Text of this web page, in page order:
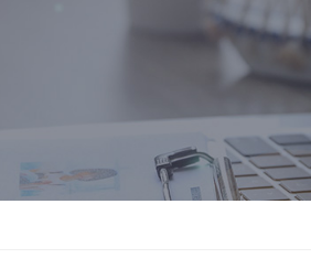
挤压成型设备
生物质颗粒机
液压打包机
苏地区年产10万吨废纺替代燃料生产线
京某再生资源分拣中心项目
西大件垃圾资源化处置项目
工业固废RDF燃料生产线